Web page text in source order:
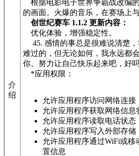
介
绍
根据电影电子世界争霸战改编
的画面。火爆的音乐，在赛场上
创世纪赛车 1.1.2 更新内容：
优化体验，增强稳定性。
45. 感情的事总是很难说清楚，
难过的，但无论如何，我永远都
你。努力让自己快乐起来吧，好
*应用权限：
允许应用程序访问网络连接
允许应用程序获取网络信息
允许应用程序读取电话状态
允许应用程序写入外部存储
允许应用程序通过WiFi或移
置信息